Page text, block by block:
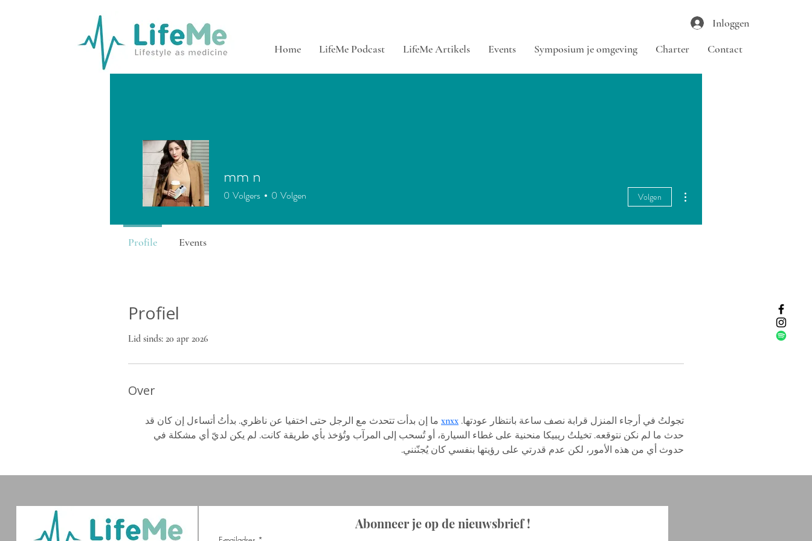
Inloggen
Home
LifeMe Podcast LifeMe Artikels Events Symposium je omgeving Charter Contact
Profiel
Lid sinds: 20 apr 2026
Over
تجولتُ في أرجاء المنزل قرابة نصف ساعة بانتظار عودتها. xnxx ما إن بدأت تتحدث مع الرجل حتى اختفيا عن ناظري. بدأتُ أتساءل إن كان قد
حدث ما لم نكن نتوقعه. تخيلتُ ريبيكا منحنية على غطاء السيارة، أو تُسحب إلى المرآب وتُؤخذ بأي طريقة كانت. لم يكن لديّ أي مشكلة في
حدوث أي من هذه الأمور، لكن عدم قدرتي على رؤيتها بنفسي كان يُجنّنني.
mm n
0 Volgers 0 Volgen Volgen
Profile Events
Abonneer je op de nieuwsbrief !